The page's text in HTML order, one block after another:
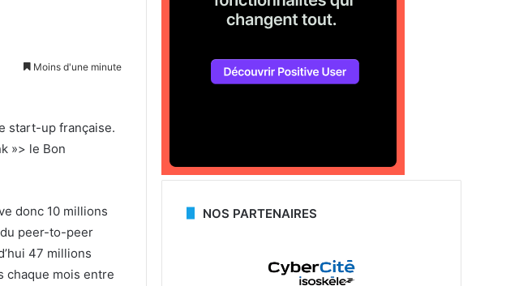
Moins d'une minute
start-up française.
»> le Bon
donc 10 millions
peer-to-peer
47 millions
chaque mois entre
NOS PARTENAIRES